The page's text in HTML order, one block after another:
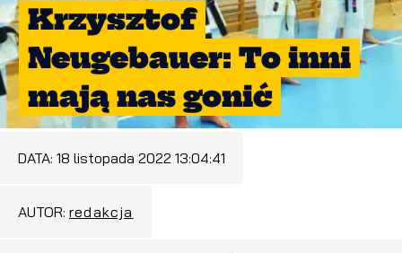
Krzysztof
Neugebauer: To inni
mają nas gonić
DATA: 18 listopada 2022 13:04:41
AUTOR: redakcja